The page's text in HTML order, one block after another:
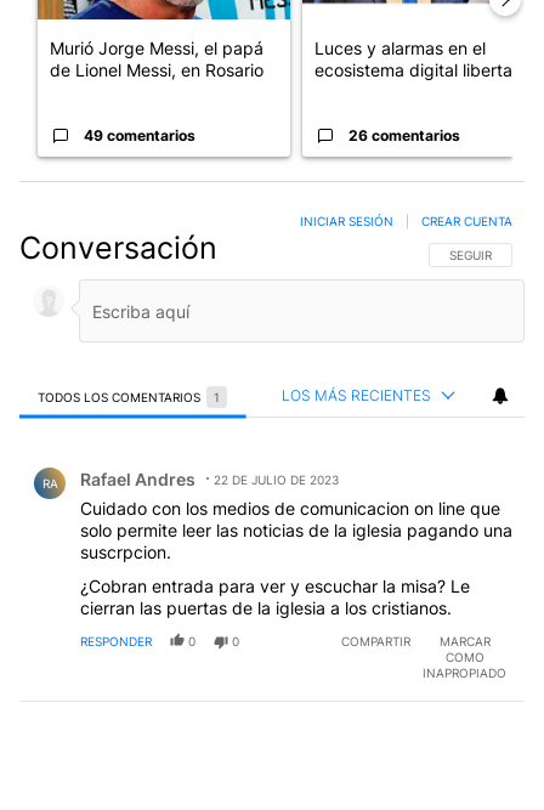
Murió Jorge Messi, el papá
de Lionel Messi, en Rosario
49 comentarios
Luces y alarmas en el
ecosistema digital libertario
26 comentarios
Conversación SIGA ESTA
SEGUIR
INICIAR SESIÓN CREAR CUENTA
TODOS LOS COMENTARIOS 1 LOS MÁS RECIENTES
RA Rafael Andres 22 DE JULIO DE 2023
Cuidado con los medios de comunicacion on line que
solo permite leer las noticias de la iglesia pagando una
suscrpcion.
¿Cobran entrada para ver y escuchar la misa? Le
cierran las puertas de la iglesia a los cristianos.
RESPONDER 0 0 COMPARTIR
MARCAR
COMO
INAPROPIADO